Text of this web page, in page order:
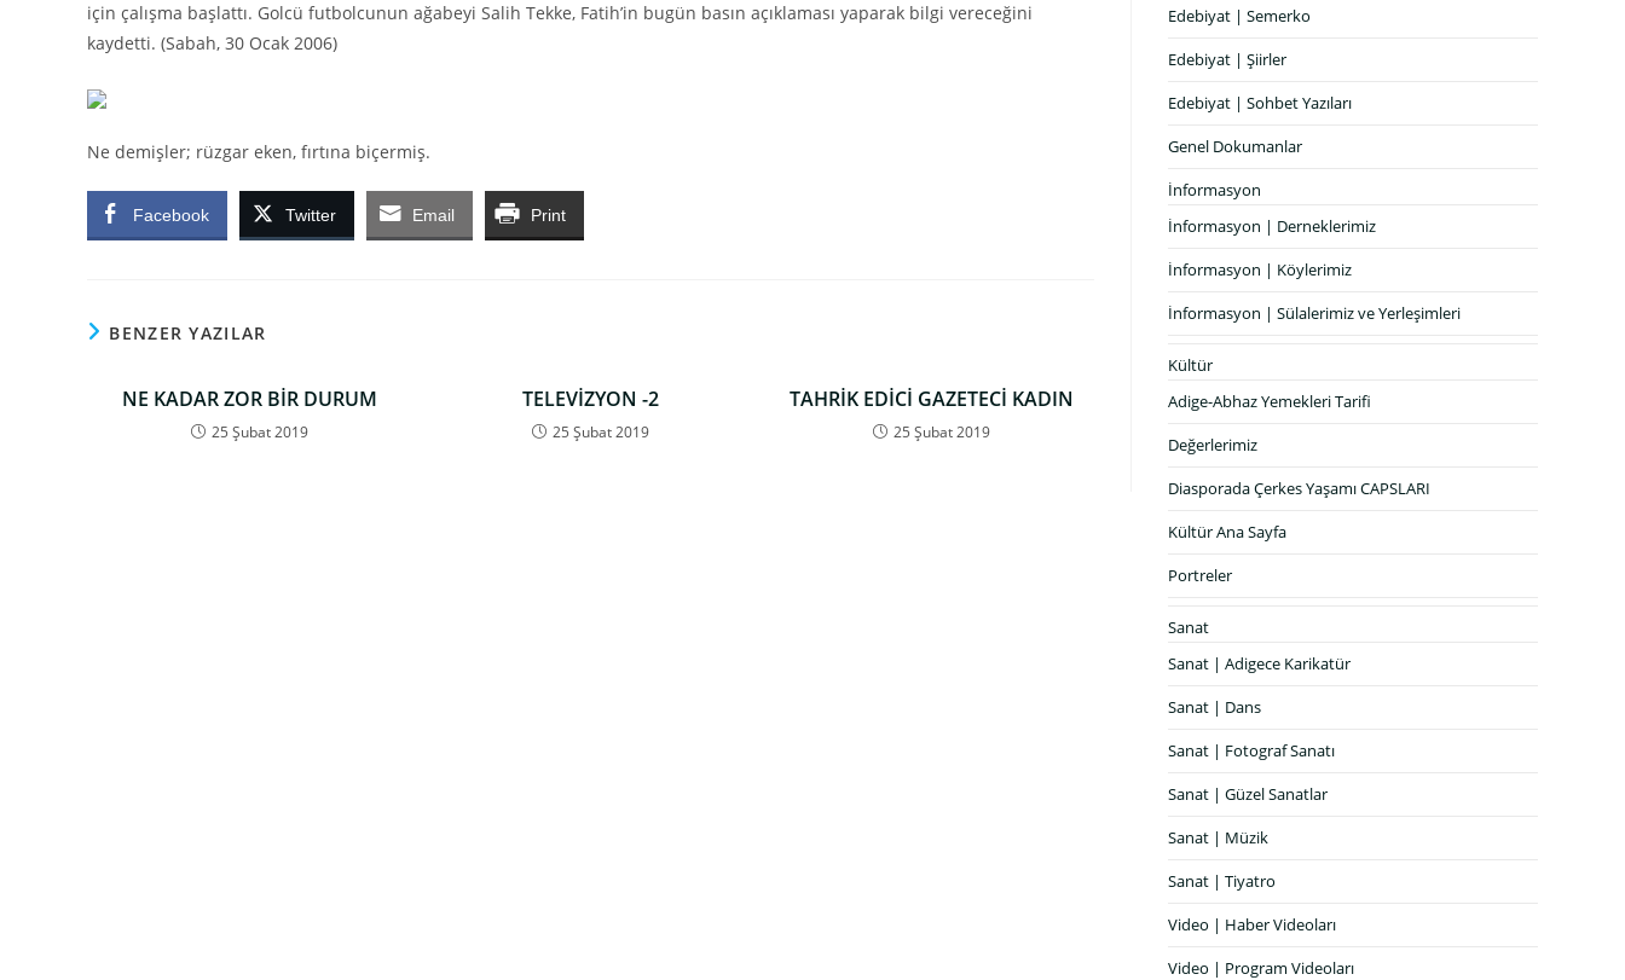
için çalışma başlattı. Golcü futbolcunun ağabeyi Salih Tekke, Fatih’in bugün basın açıklaması yaparak bilgi vereceğini
kaydetti. (Sabah, 30 Ocak 2006)
Ne demişler; rüzgar eken, fırtına biçermiş.
Facebook Twitter Email Print
BENZER YAZILAR
NE KADAR ZOR BİR DURUM
25 Şubat 2019
TELEVİZYON -2
25 Şubat 2019
TAHRİK EDİCİ GAZETECİ KADIN
25 Şubat 2019
Edebiyat | Semerko
Edebiyat | Şiirler
Edebiyat | Sohbet Yazıları
Genel Dokumanlar
İnformasyon
İnformasyon | Derneklerimiz
İnformasyon | Köylerimiz
İnformasyon | Sülalerimiz ve Yerleşimleri
Kültür
Adige-Abhaz Yemekleri Tarifi
Değerlerimiz
Diasporada Çerkes Yaşamı CAPSLARI
Kültür Ana Sayfa
Portreler
Sanat
Sanat | Adigece Karikatür
Sanat | Dans
Sanat | Fotograf Sanatı
Sanat | Güzel Sanatlar
Sanat | Müzik
Sanat | Tiyatro
Video | Haber Videoları
Video | Program Videoları